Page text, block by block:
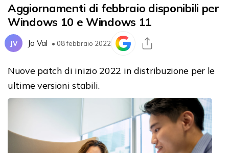
Aggiornamenti di febbraio disponibili per
Windows 10 e Windows 11
JV Jo Val • 08 febbraio 2022
Nuove patch di inizio 2022 in distribuzione per le
ultime versioni stabili.